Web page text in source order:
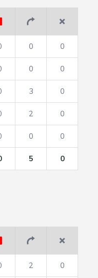
0 0
0 0
3 0
2 0
0 0
5 0
2 0